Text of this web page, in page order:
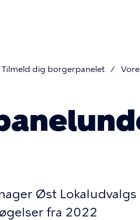
Tilmeld dig borgerpanelet
Øst Lokaludvalgs
fra 2022